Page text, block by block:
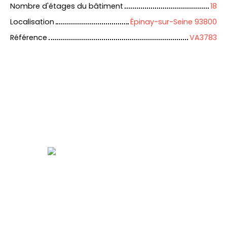
Nombre d'étages du bâtiment
18
Localisation
Épinay-sur-Seine 93800
Référence
VA3783